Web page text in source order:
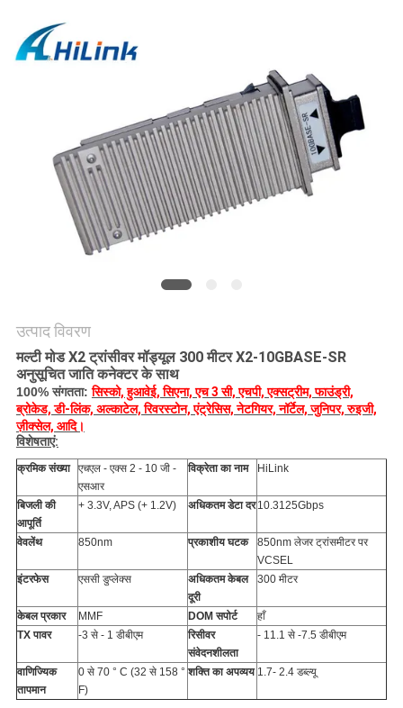
उद्धरण
साइटमैप
गोपनीयता
उत्पाद विवरण
मल्टी मोड X2 ट्रांसीवर मॉड्यूल 300 मीटर X2-10GBASE-SR
अनुसूचित जाति कनेक्टर के साथ
100% संगतता:सिस्को, हुआवेई, सिएना, एच 3 सी, एचपी, एक्सट्रीम, फाउंड्री,
ब्रोकेड, डी-लिंक, अल्काटेल, रिवरस्टोन, एंट्रेसिस, नेटगियर, नॉर्टेल, जुनिपर, रुइजी,
ज़ीक्सेल, आदि।
विशेषताएं:
क्रमिक संख्या
एचएल - एक्स 2 - 10 जी -
एसआर
विक्रेता का नाम HiLink
बिजली की
आपूर्ति
+ 3.3V, APS (+ 1.2V) अधिकतम डेटा दर 10.3125Gbps
वेवलेंथ 850nm प्रकाशीय घटक
850nm लेजर ट्रांसमीटर पर
VCSEL
इंटरफेस
एससी डुप्लेक्स
अधिकतम केबल
दूरी
300 मीटर
केबल प्रकार MMF DOM सपोर्ट
हाँ
TX पावर
-3 से - 1 डीबीएम
रिसीवर
संवेदनशीलता
- 11.1 से -7.5 डीबीएम
वाणिज्यिक
तापमान
0 से 70 ° C (32 से 158 °
F)
शक्ति का अपव्यय 1.7- 2.4 डब्ल्यू